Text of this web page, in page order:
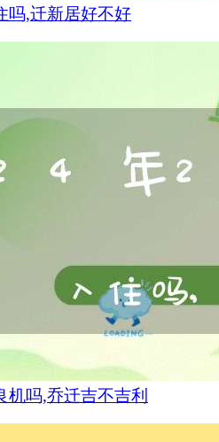
吗,迁新居好不好
机吗,乔迁吉不吉利